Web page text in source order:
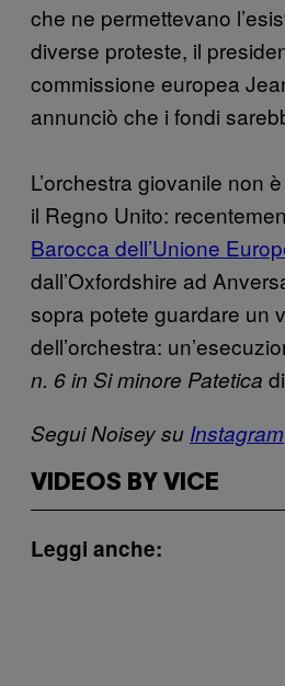
che ne permettevano
diverse proteste, il
commissione europea
annunciò che i fondi
L’orchestra giovanile non
il Regno Unito:
Barocca dell’Unione
dall’Oxfordshire ad
sopra potete guardare un
dell’orchestra:
n. 6 in Si minore Patetica
Segui Noisey su Instagram
VIDEOS BY VICE
Leggi anche: